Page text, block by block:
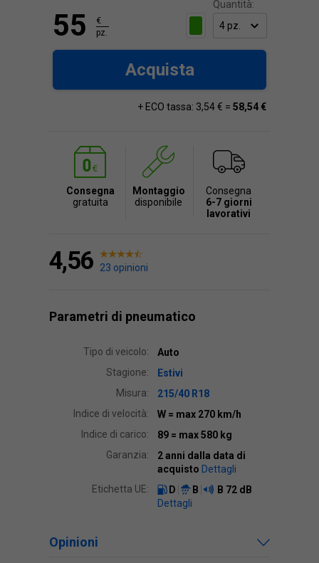
Quantità:
55
€
pz.
Acquista
+ ECO tassa: 3,54 € = 58,54 €
Consegna
gratuita
Montaggio
disponibile
Consegna
6-7 giorni
lavorativi
4,56 23 opinioni
Parametri di pneumatico
Tipo di veicolo:
Auto
Stagione:
Estivi
Misura:
215/40 R18
Indice di velocità:
W = max 270 km/h
Indice di carico:
89 = max 580 kg
Garanzia:
2 anni dalla data di
acquisto Dettagli
Etichetta UE:
D B B 72 dB
Dettagli
Opinioni